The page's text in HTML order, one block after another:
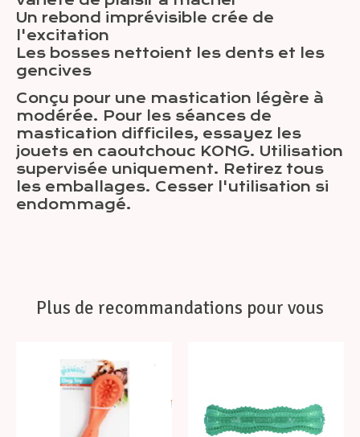
Un rebond imprévisible crée de
l'excitation
Les bosses nettoient les dents et les
gencives
Conçu pour une mastication légère à
modérée. Pour les séances de
mastication difficiles, essayez les
jouets en caoutchouc KONG. Utilisation
supervisée uniquement. Retirez tous
les emballages. Cesser l'utilisation si
endommagé.
Plus de recommandations pour vous